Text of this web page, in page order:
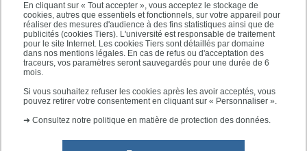
En cliquant sur « Tout accepter », vous acceptez le stockage de
cookies, autres que essentiels et fonctionnels, sur votre appareil pour
réaliser des mesures d'audience à des fins statistiques ainsi que de
publicités (cookies Tiers). L'université est responsable de traitement
pour le site Internet. Les cookies Tiers sont détaillés par domaine
dans nos mentions légales. En cas de refus ou d'acceptation des
traceurs, vos paramètres seront sauvegardés pour une durée de 6
mois.
Si vous souhaitez refuser les cookies après les avoir acceptés, vous
pouvez retirer votre consentement en cliquant sur « Personnaliser ».
➜ Consultez notre politique en matière de protection des données.
ACCÈS RAPIDES
SUIVEZ-NOUS